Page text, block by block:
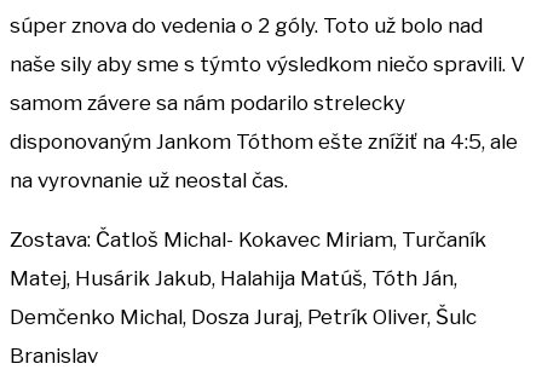
súper znova do vedenia o 2 góly. Toto už bolo nad
naše sily aby sme s týmto výsledkom niečo spravili. V
samom závere sa nám podarilo strelecky
disponovaným Jankom Tóthom ešte znížiť na 4:5, ale
na vyrovnanie už neostal čas.
Zostava: Čatloš Michal- Kokavec Miriam, Turčaník
Matej, Husárik Jakub, Halahija Matúš, Tóth Ján,
Demčenko Michal, Dosza Juraj, Petrík Oliver, Šulc
Branislav